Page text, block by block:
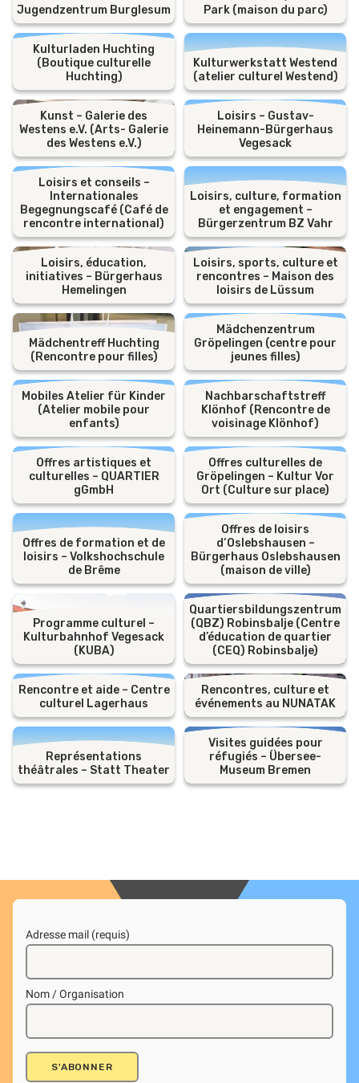
Jugendzentrum Burglesum
Park (maison du parc)
Kulturladen Huchting
(Boutique culturelle
Huchting)
Kulturwerkstatt Westend
(atelier culturel Westend)
Kunst – Galerie des
Westens e.V. (Arts- Galerie
des Westens e.V.)
Loisirs – Gustav-
Heinemann-Bürgerhaus
Vegesack
Loisirs et conseils –
Internationales
Begegnungscafé (Café de
rencontre international)
Loisirs, culture, formation
et engagement –
Bürgerzentrum BZ Vahr
Loisirs, éducation,
initiatives – Bürgerhaus
Hemelingen
Loisirs, sports, culture et
rencontres – Maison des
loisirs de Lüssum
Mädchentreff Huchting
(Rencontre pour filles)
Mädchenzentrum
Gröpelingen (centre pour
jeunes filles)
Mobiles Atelier für Kinder
(Atelier mobile pour
enfants)
Nachbarschaftstreff
Klönhof (Rencontre de
voisinage Klönhof)
Offres artistiques et
culturelles – QUARTIER
gGmbH
Offres culturelles de
Gröpelingen – Kultur Vor
Ort (Culture sur place)
Offres de formation et de
loisirs – Volkshochschule
de Brême
Offres de loisirs
d‘Oslebshausen –
Bürgerhaus Oslebshausen
(maison de ville)
Programme culturel –
Kulturbahnhof Vegesack
(KUBA)
Quartiersbildungszentrum
(QBZ) Robinsbalje (Centre
d’éducation de quartier
(CEQ) Robinsbalje)
Rencontre et aide – Centre
culturel Lagerhaus
Rencontres, culture et
événements au NUNATAK
Représentations
théâtrales – Statt Theater
Visites guidées pour
réfugiés – Übersee-
Museum Bremen
Adresse mail (requis)
Nom / Organisation